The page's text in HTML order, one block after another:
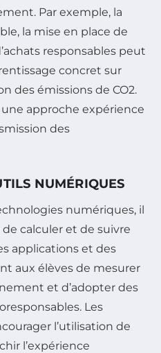
Par exemple, la
la mise en place de
responsables peut
concret sur
des émissions de CO2.
approche expérience
des
NUMÉRIQUES
numériques, il
calculer et de suivre
applications et des
aux élèves de mesurer
et d’adopter des
Les
l’utilisation de
l’expérience